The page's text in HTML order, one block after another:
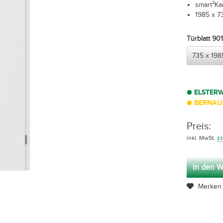
1985 x
Türblatt
Preis:
inkl. MwSt.
In den
Merken